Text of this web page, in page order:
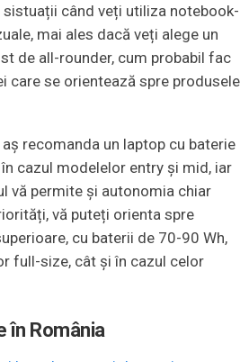
când veți utiliza notebook-
mai ales dacă veți alege un
de all-rounder, cum probabil fac
care se orientează spre produsele
recomanda un laptop cu baterie
cazul modelelor entry și mid, iar
vă permite și autonomia chiar
vă puteți orienta spre
cu baterii de 70-90 Wh,
full-size, cât și în cazul celor
în România